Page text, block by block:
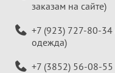
заказам на сайте)
+7 (923) 727-80-34
одежда)
+7 (3852) 56-08-55